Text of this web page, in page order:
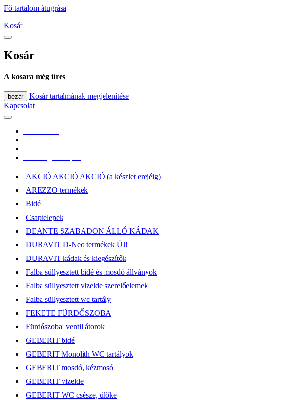
Fő tartalom átugrása
Kosár
Kosár
A kosara még üres
bezár
Kosár tartalmának megjelenítése
Kapcsolat
AKCIÓ AKCIÓ AKCIÓ (a készlet erejéig)
AREZZO termékek
Bidé
Csaptelepek
DEANTE SZABADON ÁLLÓ KÁDAK
DURAVIT D-Neo termékek ÚJ!
DURAVIT kádak és kiegészítők
Falba süllyesztett bidé és mosdó állványok
Falba süllyesztett vizelde szerelőelemek
Falba süllyesztett wc tartály
FEKETE FÜRDŐSZOBA
Fürdőszobai ventillátorok
GEBERIT bidé
GEBERIT Monolith WC tartályok
GEBERIT mosdó, kézmosó
GEBERIT vizelde
GEBERIT WC csésze, ülőke